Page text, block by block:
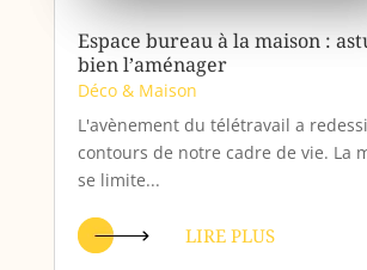
Espace bureau à la maison :
bien l’aménager
Déco & Maison
L'avènement du télétravail a
contours de notre cadre de vie. La
se limite...
LIRE PLUS